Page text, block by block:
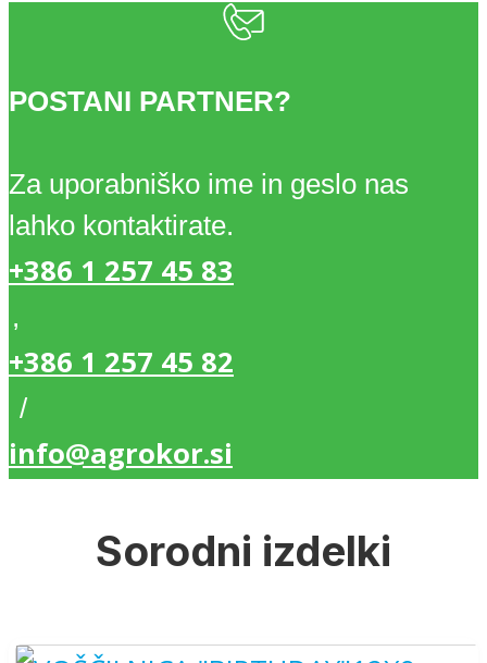
POSTANI PARTNER?
Za uporabniško ime in geslo nas
lahko kontaktirate.
+386 1 257 45 83
,
+386 1 257 45 82
/
info@agrokor.si
Sorodni izdelki